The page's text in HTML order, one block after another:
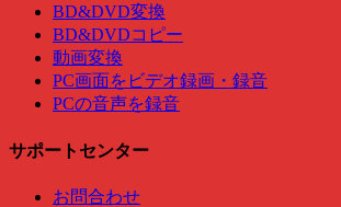
BD&DVD変換
BD&DVDコピー
動画変換
PC画面をビデオ録画・録音
PCの音声を録音
サポートセンター
お問合わせ